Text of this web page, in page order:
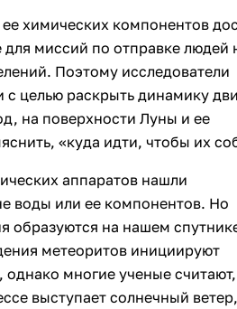
химических компонентов
миссий по отправке людей
Поэтому исследователи
целью раскрыть динамику
на поверхности Луны и ее
«куда идти, чтобы их
аппаратов нашли
воды или ее компонентов. Но
образуются на нашем
метеоритов инициируют
многие ученые считают,
выступает солнечный